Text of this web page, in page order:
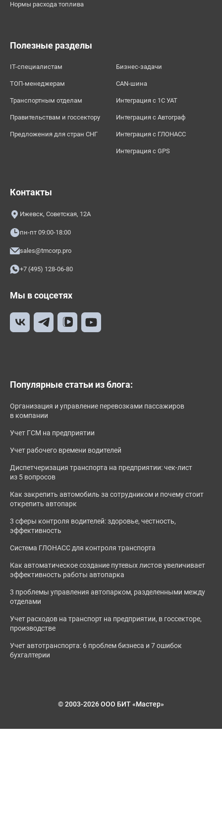
Нормы расхода топлива
Полезные разделы
IT-специалистам
ТОП-менеджерам
Транспортным отделам
Правительствам и госсектору
Предложения для стран СНГ
Бизнес-задачи
CAN-шина
Интеграция с 1С УАТ
Интеграция с Автограф
Интеграция с ГЛОНАСС
Интеграция с GPS
Контакты
Ижевск, Советская, 12А
пн-пт 09:00-18:00
sales@tmcorp.pro
+7 (495) 128-06-80
Мы в соцсетях
Популярные статьи из блога:
Организация и управление перевозками пассажиров
в компании
Учет ГСМ на предприятии
Учет рабочего времени водителей
Диспетчеризация транспорта на предприятии: чек-лист
из 5 вопросов
Как закрепить автомобиль за сотрудником и почему стоит
открепить автопарк
3 сферы контроля водителей: здоровье, честность,
эффективность
Система ГЛОНАСС для контроля транспорта
Как автоматическое создание путевых листов увеличивает
эффективность работы автопарка
3 проблемы управления автопарком, разделенными между
отделами
Учет расходов на транспорт на предприятии, в госсекторе,
производстве
Учет автотранспорта: 6 проблем бизнеса и 7 ошибок
бухгалтерии
© 2003-2026 ООО БИТ «Мастер»